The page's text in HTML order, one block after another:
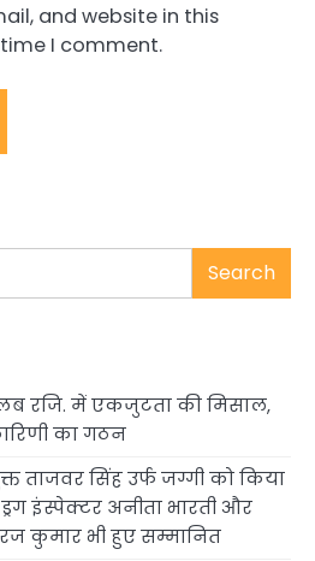
and website in this
I comment.
Search
रजि. में एकजुटता की मिसाल,
का गठन
ताजवर सिंह उर्फ जग्गी को किया
इंस्पेक्टर अनीता भारती और
कुमार भी हुए सम्मानित